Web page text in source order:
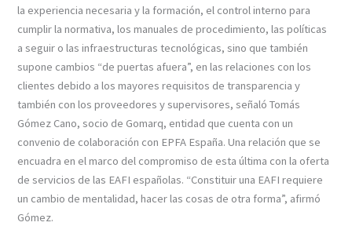
la experiencia necesaria y la formación, el control interno para
cumplir la normativa, los manuales de procedimiento, las políticas
a seguir o las infraestructuras tecnológicas, sino que también
supone cambios “de puertas afuera”, en las relaciones con los
clientes debido a los mayores requisitos de transparencia y
también con los proveedores y supervisores, señaló Tomás
Gómez Cano, socio de Gomarq, entidad que cuenta con un
convenio de colaboración con EPFA España. Una relación que se
encuadra en el marco del compromiso de esta última con la oferta
de servicios de las EAFI españolas. “Constituir una EAFI requiere
un cambio de mentalidad, hacer las cosas de otra forma”, afirmó
Gómez.